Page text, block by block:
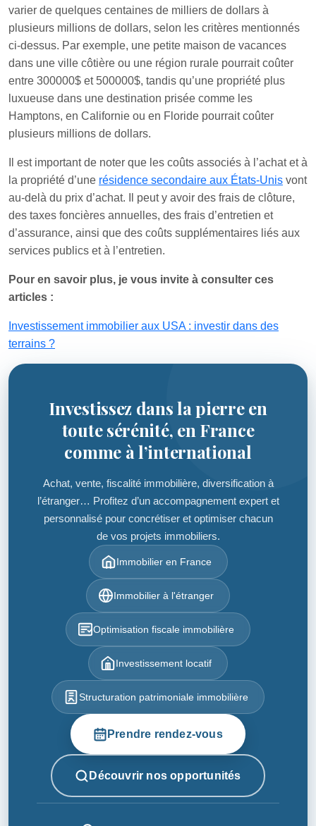
varier de quelques centaines de milliers de dollars à
plusieurs millions de dollars, selon les critères mentionnés
ci-dessus. Par exemple, une petite maison de vacances
dans une ville côtière ou une région rurale pourrait coûter
entre 300000$ et 500000$, tandis qu’une propriété plus
luxueuse dans une destination prisée comme les
Hamptons, en Californie ou en Floride pourrait coûter
plusieurs millions de dollars.
Il est important de noter que les coûts associés à l’achat et à
la propriété d’une résidence secondaire aux États-Unis vont
au-delà du prix d’achat. Il peut y avoir des frais de clôture,
des taxes foncières annuelles, des frais d’entretien et
d’assurance, ainsi que des coûts supplémentaires liés aux
services publics et à l’entretien.
Pour en savoir plus, je vous invite à consulter ces
articles :
Investissement immobilier aux USA : investir dans des
terrains ?
Investissez dans la pierre en
toute sérénité, en France
comme à l’international
Achat, vente, fiscalité immobilière, diversification à
l’étranger… Profitez d’un accompagnement expert et
personnalisé pour concrétiser et optimiser chacun
de vos projets immobiliers.
Immobilier en France
Immobilier à l'étranger
Optimisation fiscale immobilière
Investissement locatif
Structuration patrimoniale immobilière
Prendre rendez-vous
Découvrir nos opportunités